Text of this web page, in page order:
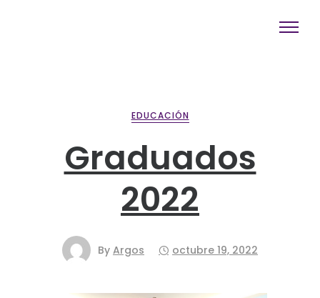
EDUCACIÓN
Graduados
2022
By Argos octubre 19, 2022